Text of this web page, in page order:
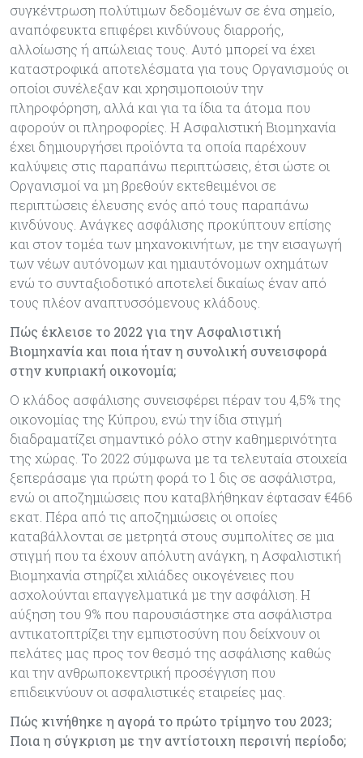
συγκέντρωση πολύτιμων δεδομένων σε ένα σημείο,
αναπόφευκτα επιφέρει κινδύνους διαρροής,
αλλοίωσης ή απώλειας τους. Αυτό μπορεί να έχει
καταστροφικά αποτελέσματα για τους Οργανισμούς οι
οποίοι συνέλεξαν και χρησιμοποιούν την
πληροφόρηση, αλλά και για τα ίδια τα άτομα που
αφορούν οι πληροφορίες. Η Ασφαλιστική Βιομηχανία
έχει δημιουργήσει προϊόντα τα οποία παρέχουν
καλύψεις στις παραπάνω περιπτώσεις, έτσι ώστε οι
Οργανισμοί να μη βρεθούν εκτεθειμένοι σε
περιπτώσεις έλευσης ενός από τους παραπάνω
κινδύνους. Ανάγκες ασφάλισης προκύπτουν επίσης
και στον τομέα των μηχανοκινήτων, με την εισαγωγή
των νέων αυτόνομων και ημιαυτόνομων οχημάτων
ενώ το συνταξιοδοτικό αποτελεί δικαίως έναν από
τους πλέον αναπτυσσόμενους κλάδους.
Πώς έκλεισε το 2022 για την Ασφαλιστική
Βιομηχανία και ποια ήταν η συνολική συνεισφορά
στην κυπριακή οικονομία;
Ο κλάδος ασφάλισης συνεισφέρει πέραν του 4,5% της
οικονομίας της Κύπρου, ενώ την ίδια στιγμή
διαδραματίζει σημαντικό ρόλο στην καθημερινότητα
της χώρας. Το 2022 σύμφωνα με τα τελευταία στοιχεία
ξεπεράσαμε για πρώτη φορά το 1 δις σε ασφάλιστρα,
ενώ οι αποζημιώσεις που καταβλήθηκαν έφτασαν €466
εκατ. Πέρα από τις αποζημιώσεις οι οποίες
καταβάλλονται σε μετρητά στους συμπολίτες σε μια
στιγμή που τα έχουν απόλυτη ανάγκη, η Ασφαλιστική
Βιομηχανία στηρίζει χιλιάδες οικογένειες που
ασχολούνται επαγγελματικά με την ασφάλιση. Η
αύξηση του 9% που παρουσιάστηκε στα ασφάλιστρα
αντικατοπτρίζει την εμπιστοσύνη που δείχνουν οι
πελάτες μας προς τον θεσμό της ασφάλισης καθώς
και την ανθρωποκεντρική προσέγγιση που
επιδεικνύουν οι ασφαλιστικές εταιρείες μας.
Πώς κινήθηκε η αγορά το πρώτο τρίμηνο του 2023;
Ποια η σύγκριση με την αντίστοιχη περσινή περίοδο;